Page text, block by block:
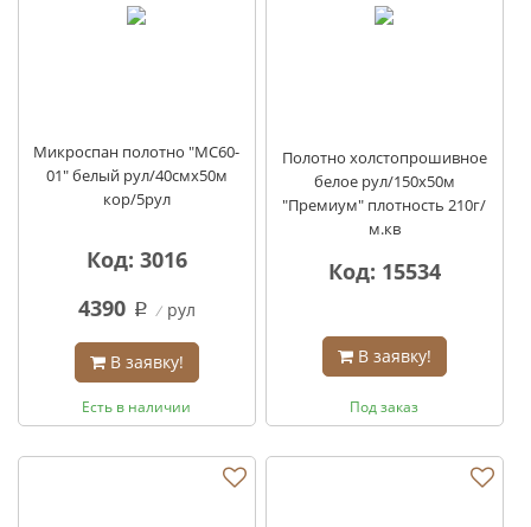
Микроспан полотно "MС60-
01" белый рул/40смх50м
кор/5рул
Код: 3016
4390 q рул
В заявку!
Есть в наличии
Полотно холстопрошивное
белое рул/150х50м
"Премиум" плотность 210г/
м.кв
Код: 15534
В заявку!
Под заказ